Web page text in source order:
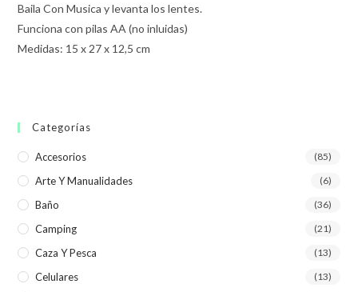
Baila Con Musica y levanta los lentes.
Funciona con pilas AA (no inluidas)
Medidas: 15 x 27 x 12,5 cm
Categorías
Accesorios (85)
Arte Y Manualidades (6)
Baño (36)
Camping (21)
Caza Y Pesca (13)
Celulares (13)